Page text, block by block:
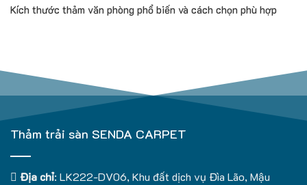
Kích thước thảm văn phòng phổ biến và cách chọn phù hợp
Thảm trải sàn SENDA CARPET
Địa chỉ: LK222-DV06, Khu đất dịch vụ Đìa Lão, Mậu